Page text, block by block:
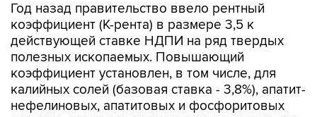
Год назад правительство ввело рентный
коэффициент (К-рента) в размере 3,5 к
действующей ставке НДПИ на ряд твердых
полезных ископаемых. Повышающий
коэффициент установлен, в том числе, для
калийных солей (базовая ставка - 3,8%), апатит-
нефелиновых, апатитовых и фосфоритовых